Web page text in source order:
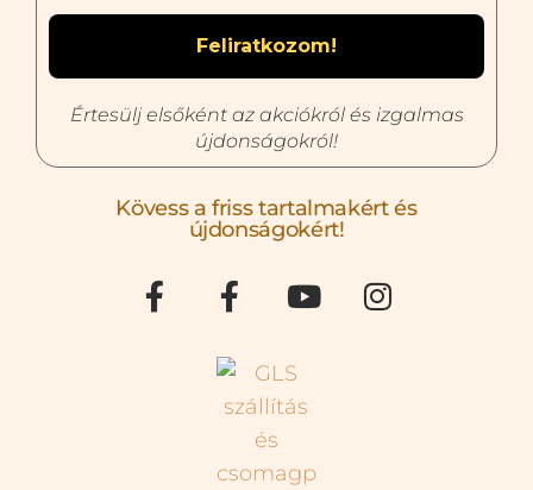
Értesülj elsőként az akciókról és izgalmas
újdonságokról!
Kövess a friss tartalmakért és
újdonságokért!